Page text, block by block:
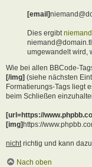
[email]
Dies ergibt
umgewandelt wird,
Wie bei allen BBCode-
[/img] (siehe nächsten
Formatierungs-Tags liegt
beim Schließen
[url=https://
[img]https://
nicht richtig und kann
Nach oben